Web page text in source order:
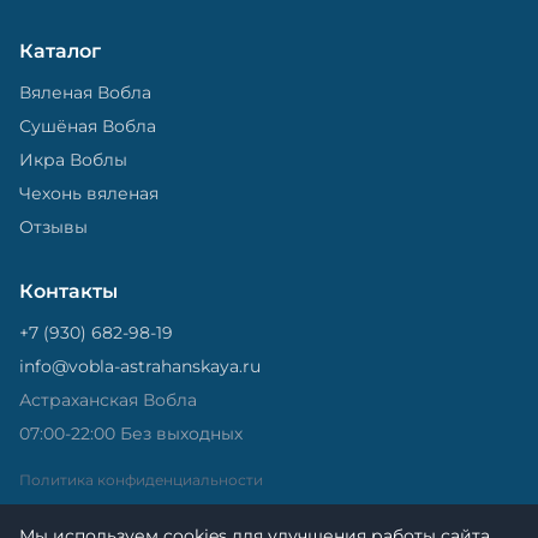
Каталог
Вяленая Вобла
Сушёная Вобла
Икра Воблы
Чехонь вяленая
Отзывы
Контакты
+7 (930) 682-98-19
info@vobla-astrahanskaya.ru
Астраханская Вобла
07:00-22:00 Без выходных
Политика конфиденциальности